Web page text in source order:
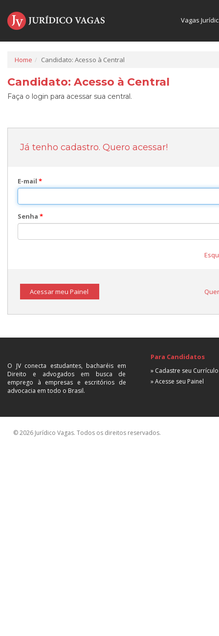
Vagas
Home Candidato: Acesso à Central
Candidato: Acesso à Central
Faça o login para acessar sua central.
Já tenho cadastro. Quero acessar!
E-mail *
Senha *
Acessar meu Painel
O JV conecta estudantes, bacharéis em
Direito e advogados em busca de
emprego à empresas e escritórios de
advocacia em todo o Brasil.
Para Candidatos
» Cadastre seu Currículo
» Acesse seu Painel
© 2026 Jurídico Vagas. Todos os direitos reservados.